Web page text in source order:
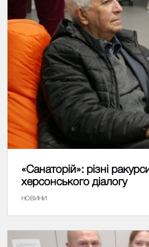
«Санаторій»: різні
херсонського діалогу
НОВИНИ